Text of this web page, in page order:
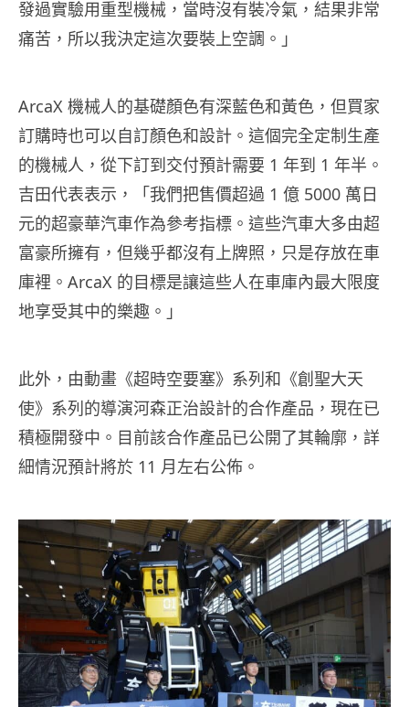
發過實驗用重型機械，當時沒有裝冷氣，結果非常
痛苦，所以我決定這次要裝上空調。」
ArcaX 機械人的基礎顏色有深藍色和黃色，但買家
訂購時也可以自訂顏色和設計。這個完全定制生產
的機械人，從下訂到交付預計需要 1 年到 1 年半。
吉田代表表示，「我們把售價超過 1 億 5000 萬日
元的超豪華汽車作為參考指標。這些汽車大多由超
富豪所擁有，但幾乎都沒有上牌照，只是存放在車
庫裡。ArcaX 的目標是讓這些人在車庫內最大限度
地享受其中的樂趣。」
此外，由動畫《超時空要塞》系列和《創聖大天
使》系列的導演河森正治設計的合作產品，現在已
積極開發中。目前該合作產品已公開了其輪廓，詳
細情況預計將於 11 月左右公佈。